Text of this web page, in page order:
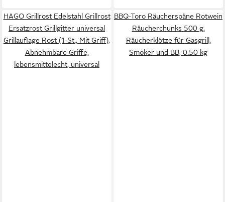
HAGO Grillrost Edelstahl Grillrost
Ersatzrost Grillgitter universal
Grillauflage Rost (1-St., Mit Griff),
Abnehmbare Griffe,
lebensmittelecht, universal
BBQ-Toro Räucherspäne Rotwein
Räucherchunks 500 g,
Räucherklötze für Gasgrill,
Smoker und BB, 0.50 kg